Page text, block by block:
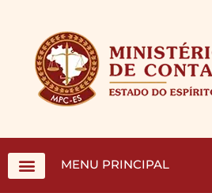
MENU PRINCIPAL